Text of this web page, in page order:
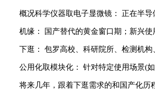
概况科学仪器取电子显微镜： 正在半导
机缘： 国产替代的黄金窗口期；新兴使
下逛： 包罗高校、科研院所、检测机构
公用化取模块化： 针对特定使用场景(如
将来几年，跟着下逛需求的和国产化历程